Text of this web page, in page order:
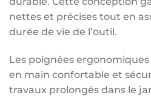
nettes et précises tout en
durée de vie de l’outil.
Les poignées
en main confortable et
travaux prolongés dans le